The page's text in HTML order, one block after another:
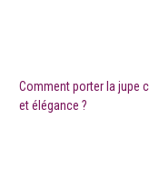
Comment porter la jupe
et élégance ?